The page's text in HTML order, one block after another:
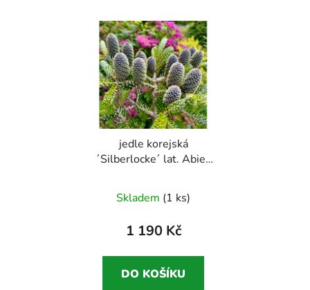
jedle korejská
´Silberlocke´ lat. Abies
stříbrná jedle s
fialovými šiškami
hodnocení
produktu
4,0
z
Skladem (1 ks)
1 190 Kč
DO KOŠÍKU